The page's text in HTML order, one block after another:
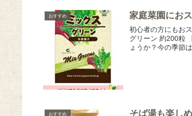
おすすめ 家庭菜園にお
初心者の方にもお
グリーン 約200粒
ょうか？今の季節
おすすめ そば湯も楽し